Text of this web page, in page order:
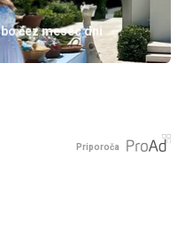
čez mesec dni
Priporoča